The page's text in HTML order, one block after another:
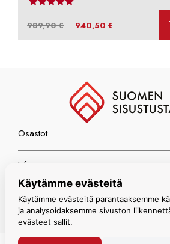
989,90€
Alkuperäinen
940,50€
Osastot
Info
Espoon myymälä
Käytämme evästeitä
Käytämme evästeitä parantaaksemme
ja analysoidaksemme sivuston
evästeet sallit.